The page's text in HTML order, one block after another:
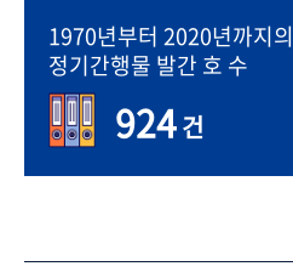
1970년부터 2020년까지의
정기간행물 발간 호 수
924건